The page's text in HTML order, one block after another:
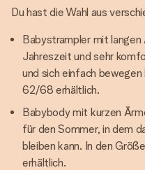
Du hast die Wahl aus
Babystrampler mit
Jahreszeit und sehr
und sich einfach
62/68 erhältlich.
Babybody mit kurzen
für den Sommer, in dem
bleiben kann. In den
erhältlich.